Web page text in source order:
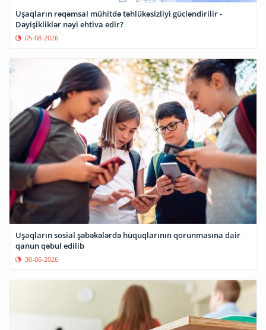
Uşaqların rəqəmsal mühitdə təhlükəsizliyi gücləndirilir -
Dəyişikliklər nəyi ehtiva edir?
05-08-2026
Uşaqların sosial şəbəkələrdə hüquqlarının qorunmasına dair
qanun qəbul edilib
30-06-2026